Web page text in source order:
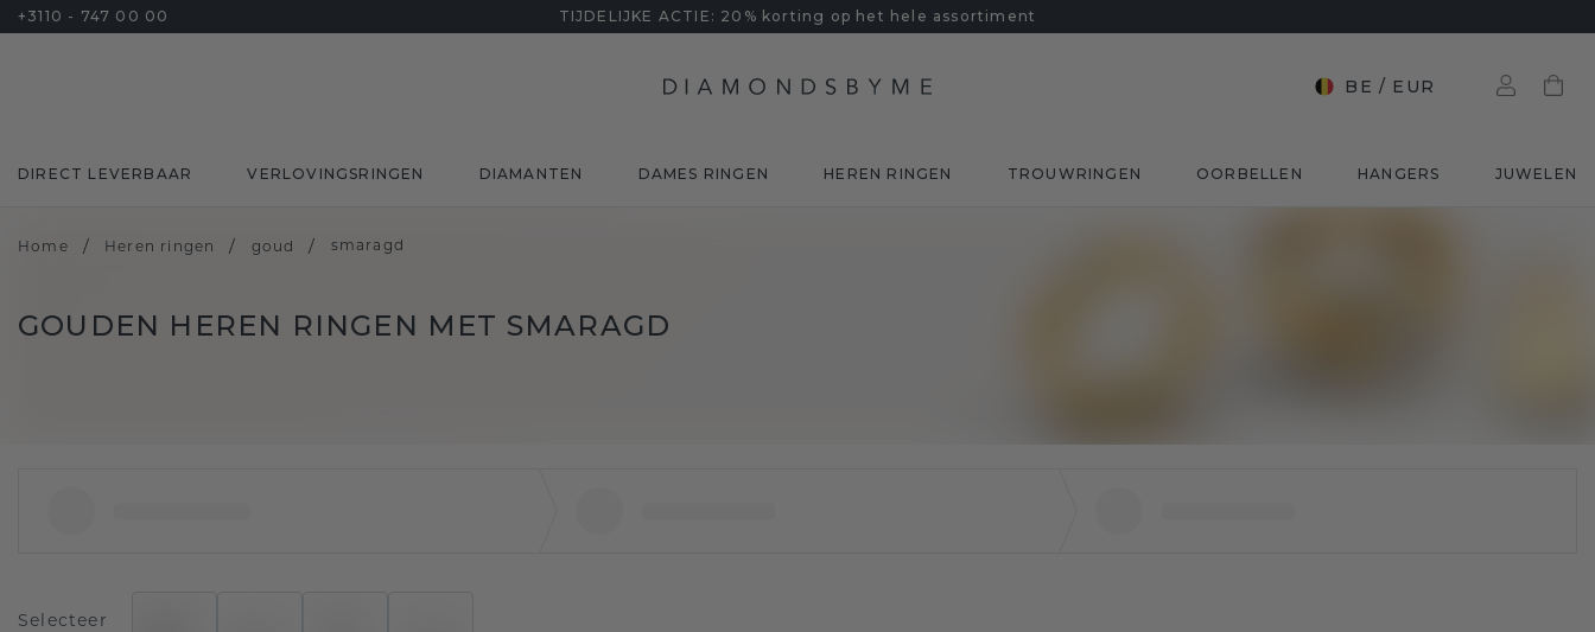
+3110 - 747 00 00 TIJDELIJKE ACTIE: 20% korting op het hele assortiment
BE / EUR
DIRECT LEVERBAAR VERLOVINGSRINGEN DIAMANTEN DAMES RINGEN HEREN RINGEN TROUWRINGEN OORBELLEN HANGERS JUWELEN
Home / Heren ringen / goud / smaragd
GOUDEN HEREN RINGEN MET SMARAGD
Selecteer